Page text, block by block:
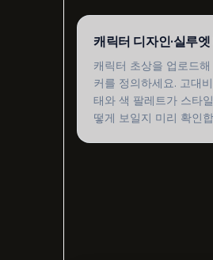
캐릭터 디자인·실루
캐릭터 초상을 업로드
커를 정의하세요. 고대
태와 색 팔레트가 스타
떻게 보일지 미리 확인